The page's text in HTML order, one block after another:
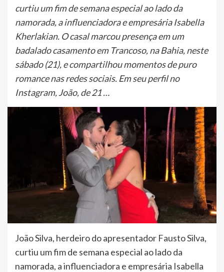
curtiu um fim de semana especial ao lado da
namorada, a influenciadora e empresária Isabella
Kherlakian. O casal marcou presença em um
badalado casamento em Trancoso, na Bahia, neste
sábado (21), e compartilhou momentos de puro
romance nas redes sociais. Em seu perfil no
Instagram, João, de 21 …
João Silva, herdeiro do apresentador Fausto Silva,
curtiu um fim de semana especial ao lado da
namorada, a influenciadora e empresária Isabella